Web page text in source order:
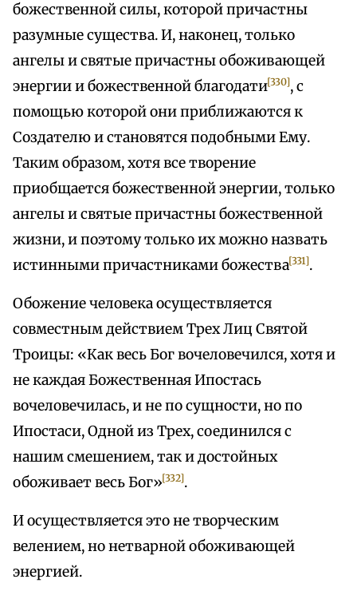
божественной силы, которой причастны
разумные существа. И, наконец, только
ангелы и святые причастны обоживающей
энергии и божественной благодати[330], с
помощью которой они приближаются к
Создателю и становятся подобными Ему.
Таким образом, хотя все творение
приобщается божественной энергии, только
ангелы и святые причастны божественной
жизни, и поэтому только их можно назвать
истинными причастниками божества[331].
Обожение человека осуществляется
совместным действием Трех Лиц Святой
Троицы: «Как весь Бог вочеловечился, хотя и
не каждая Божественная Ипостась
вочеловечилась, и не по сущности, но по
Ипостаси, Одной из Трех, соединился с
нашим смешением, так и достойных
обоживает весь Бог»[332].
И осуществляется это не творческим
велением, но нетварной обоживающей
энергией.